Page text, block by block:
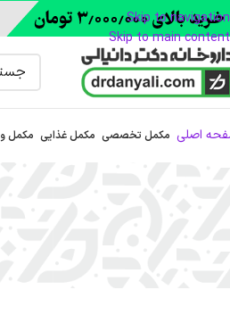
Skip to navigation
Skip to main content
اصلی مکمل تخصصی مکمل غذایی مکمل